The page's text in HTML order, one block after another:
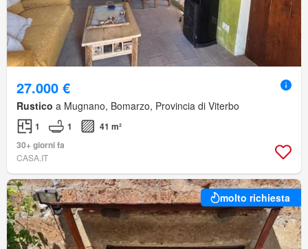
27.000 €
Rustico a Mugnano, Bomarzo, Provincia di Viterbo
1 1
41 m²
30+ giorni fa
CASA.IT
molto richiesta